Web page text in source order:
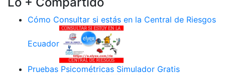
Cómo Consultar si estás en la Central de Riesgos
Ecuador
Pruebas Psicométricas Simulador Gratis